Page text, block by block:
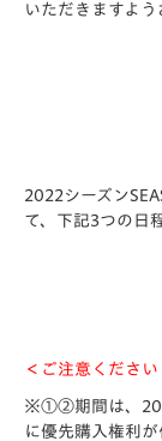
いただきますよう
2022シーズン
て、下記3つの日
＜ご注意ください
※①②期間は、
に優先購入権利